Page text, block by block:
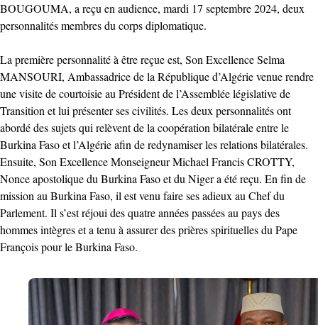
BOUGOUMA, a reçu en audience, mardi 17 septembre 2024, deux
personnalités membres du corps diplomatique.
La première personnalité à être reçue est, Son Excellence Selma
MANSOURI, Ambassadrice de la République d’Algérie venue rendre
une visite de courtoisie au Président de l’Assemblée législative de
Transition et lui présenter ses civilités. Les deux personnalités ont
abordé des sujets qui relèvent de la coopération bilatérale entre le
Burkina Faso et l’Algérie afin de redynamiser les relations bilatérales.
Ensuite, Son Excellence Monseigneur Michael Francis CROTTY,
Nonce apostolique du Burkina Faso et du Niger a été reçu. En fin de
mission au Burkina Faso, il est venu faire ses adieux au Chef du
Parlement. Il s’est réjoui des quatre années passées au pays des
hommes intègres et a tenu à assurer des prières spirituelles du Pape
François pour le Burkina Faso.